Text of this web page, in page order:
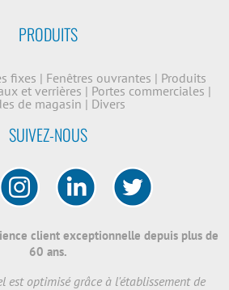
PRODUITS
fixes | Fenêtres ouvrantes | Produits
et verrières | Portes commerciales |
de magasin | Divers
SUIVEZ-NOUS
client exceptionnelle depuis plus de
60 ans.
est optimisé grâce à l'établissement de